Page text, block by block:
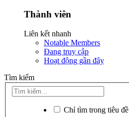
Thành viên
Liên kết nhanh
Notable Members
Đang truy cập
Hoạt động gần đây
Tìm kiếm
Chỉ tìm trong tiêu đề